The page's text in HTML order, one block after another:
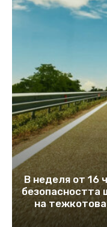
В неделя от 16
безопасността
на